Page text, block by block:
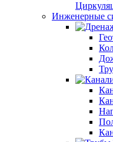
Инженерные